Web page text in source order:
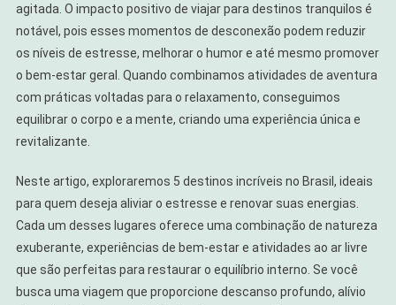
5
Viagens
Para
Equilibrar
Corpo
E
agitada. O impacto positivo de viajar para destinos tranquilos é
notável, pois esses momentos de desconexão podem reduzir
os níveis de estresse, melhorar o humor e até mesmo promover
o bem-estar geral. Quando combinamos atividades de aventura
com práticas voltadas para o relaxamento, conseguimos
equilibrar o corpo e a mente, criando uma experiência única e
revitalizante.
Neste artigo, exploraremos 5 destinos incríveis no Brasil, ideais
para quem deseja aliviar o estresse e renovar suas energias.
Cada um desses lugares oferece uma combinação de natureza
exuberante, experiências de bem-estar e atividades ao ar livre
que são perfeitas para restaurar o equilíbrio interno. Se você
busca uma viagem que proporcione descanso profundo, alívio